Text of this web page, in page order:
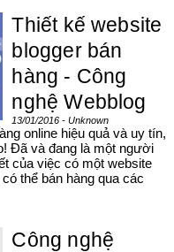
Thiết kế website
blogger bán
hàng - Công
nghệ Webblog
13/01/2016 - Unknown
online hiệu quả và uy tín,
Đã và đang là một người
của việc có một website
thể bán hàng qua các
Công nghệ